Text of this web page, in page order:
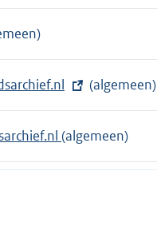
(algemeen)
(algemeen)